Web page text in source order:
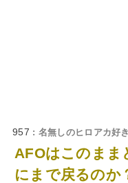
957 : 名無しのヒロアカ好き
AFOはこのまま
にまで戻るのか